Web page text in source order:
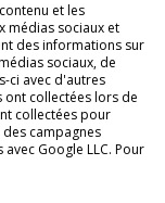
chrétienne de
et les
médias sociaux et
des informations sur
sociaux, de
ci avec d'autres
collectées lors de
collectées pour
campagnes
Google LLC. Pour